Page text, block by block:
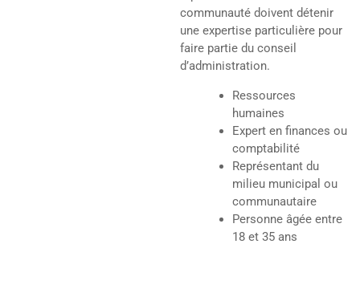
communauté doivent détenir
une expertise particulière pour
faire partie du conseil
d’administration.
Ressources
humaines
Expert en finances ou
comptabilité
Représentant du
milieu municipal ou
communautaire
Personne âgée entre
18 et 35 ans